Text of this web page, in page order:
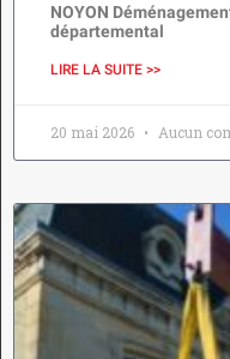
NOYON
départemental
LIRE LA SUITE >>
20 mai 2026 Aucun